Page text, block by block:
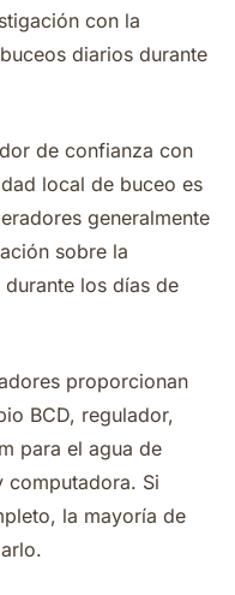
con la
diarios durante
de confianza con
local de buceo es
generalmente
sobre la
los días de
proporcionan
BCD, regulador,
para el agua de
computadora. Si
la mayoría de